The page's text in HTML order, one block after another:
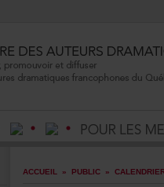
ACCUEIL » PUBLIC»